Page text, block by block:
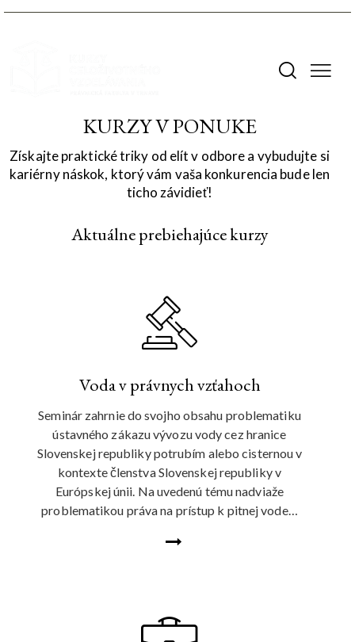
KURZY V PONUKE
Získajte praktické triky od elít v odbore a vybudujte si
kariérny náskok, ktorý vám vaša konkurencia bude len
ticho závidieť!
Aktuálne prebiehajúce kurzy
Voda v právnych vzťahoch
Seminár zahrnie do svojho obsahu problematiku
ústavného zákazu vývozu vody cez hranice
Slovenskej republiky potrubím alebo cisternou v
kontexte členstva Slovenskej republiky v
Európskej únii. Na uvedenú tému nadviaže
problematikou práva na prístup k pitnej vode…